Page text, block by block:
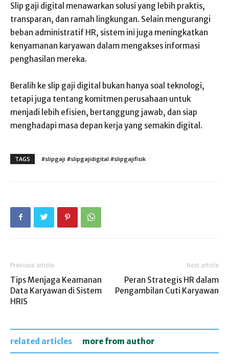
Slip gaji digital menawarkan solusi yang lebih praktis,
transparan, dan ramah lingkungan. Selain mengurangi
beban administratif HR, sistem ini juga meningkatkan
kenyamanan karyawan dalam mengakses informasi
penghasilan mereka.
Beralih ke slip gaji digital bukan hanya soal teknologi,
tetapi juga tentang komitmen perusahaan untuk
menjadi lebih efisien, bertanggung jawab, dan siap
menghadapi masa depan kerja yang semakin digital.
TAGS #slipgaji #slipgajidigital #slipgajifisik
Previous article
Tips Menjaga Keamanan
Data Karyawan di Sistem
HRIS
Next article
Peran Strategis HR dalam
Pengambilan Cuti Karyawan
related articles more from author